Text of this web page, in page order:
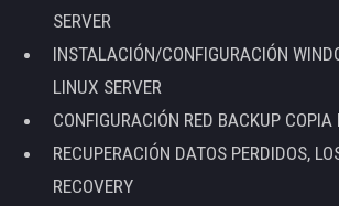
SERVER
INSTALACIÓN/CONFIGURACIÓN
LINUX SERVER
CONFIGURACIÓN RED BACKUP COPIA
RECUPERACIÓN DATOS PERDIDOS,
RECOVERY